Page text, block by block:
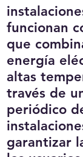
funcionan
que
energía
altas
través de
periódico
garantizar